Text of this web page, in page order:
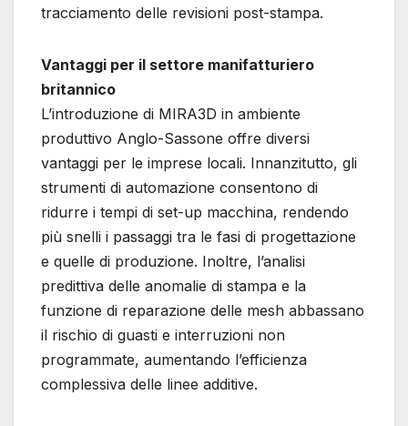
tracciamento delle revisioni post-stampa.
Vantaggi per il settore manifatturiero
britannico
L’introduzione di MIRA3D in ambiente
produttivo Anglo-Sassone offre diversi
vantaggi per le imprese locali. Innanzitutto, gli
strumenti di automazione consentono di
ridurre i tempi di set-up macchina, rendendo
più snelli i passaggi tra le fasi di progettazione
e quelle di produzione. Inoltre, l’analisi
predittiva delle anomalie di stampa e la
funzione di reparazione delle mesh abbassano
il rischio di guasti e interruzioni non
programmate, aumentando l’efficienza
complessiva delle linee additive.